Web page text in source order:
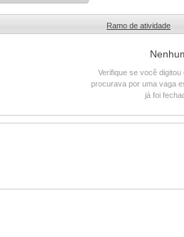
Ramo de atividade
Verifique se você
procurava por uma vaga
já foi